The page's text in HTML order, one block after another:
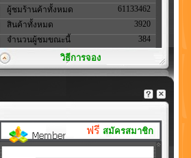
ผู้ชมร้านค้าทั้งหมด
61133462
สินค้าทั้งหมด
3920
จำนวนผู้ชมขณะนี้
384
วิธีการจอง
ฟรี สมัครสมาชิก